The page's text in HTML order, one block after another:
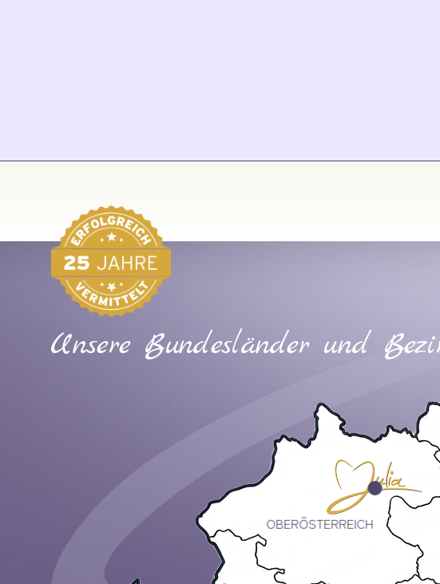
Unsere Bundesländer und
OBERÖSTERREICH